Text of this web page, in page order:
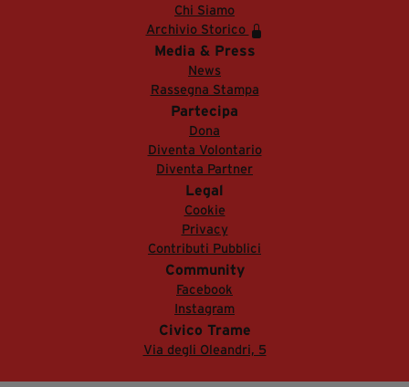
Chi Siamo
Archivio Storico
Media & Press
News
Rassegna Stampa
Partecipa
Dona
Diventa Volontario
Diventa Partner
Legal
Cookie
Privacy
Contributi Pubblici
Community
Facebook
Instagram
Civico Trame
Via degli Oleandri, 5